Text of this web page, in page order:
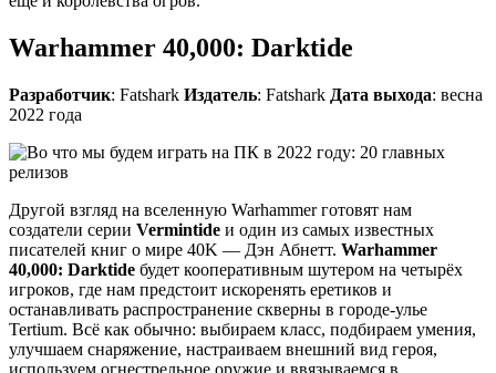
Warhammer 40,000: Darktide
Разработчик: Fatshark Издатель: Fatshark Дата выхода: весна
2022 года
Другой взгляд на вселенную Warhammer готовят нам
создатели серии Vermintide и один из самых известных
писателей книг о мире 40K — Дэн Абнетт. Warhammer
40,000: Darktide будет кооперативным шутером на четырёх
игроков, где нам предстоит искоренять еретиков и
останавливать распространение скверны в городе-улье
Tertium. Всё как обычно: выбираем класс, подбираем умения,
улучшаем снаряжение, настраиваем внешний вид героя,
используем огнестрельное оружие и ввязываемся в